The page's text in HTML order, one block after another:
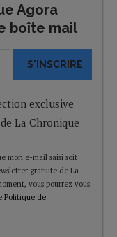
Agora
boîte mail
S'INSCRIRE
exclusive
La Chronique
mon e-mail saisi soit
gratuite de La
vous pourrez vous
Politique de